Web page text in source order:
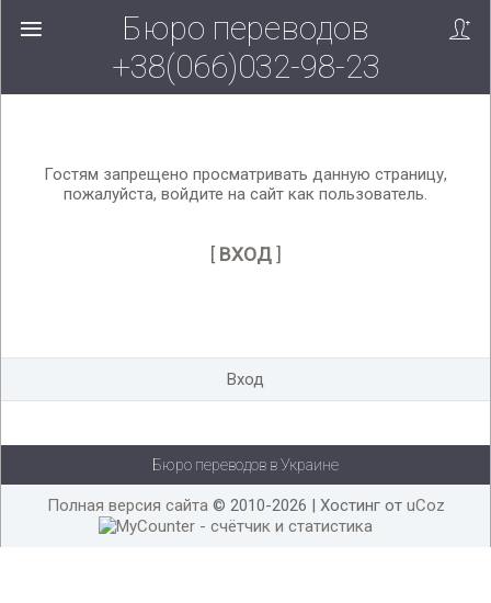
Вверх!
Бюро переводов
+38(066)032-98-23
Гостям запрещено просматривать данную страницу,
пожалуйста, войдите на сайт как пользователь.
[ ВХОД]
Вход
Бюро переводов в Украине
Полная версия сайта© 2010-2026 | Хостинг от uCoz